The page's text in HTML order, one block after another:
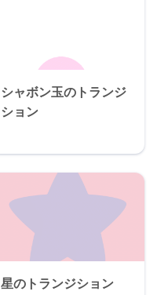
シャボン玉のトランジ
ション
星のトランジション